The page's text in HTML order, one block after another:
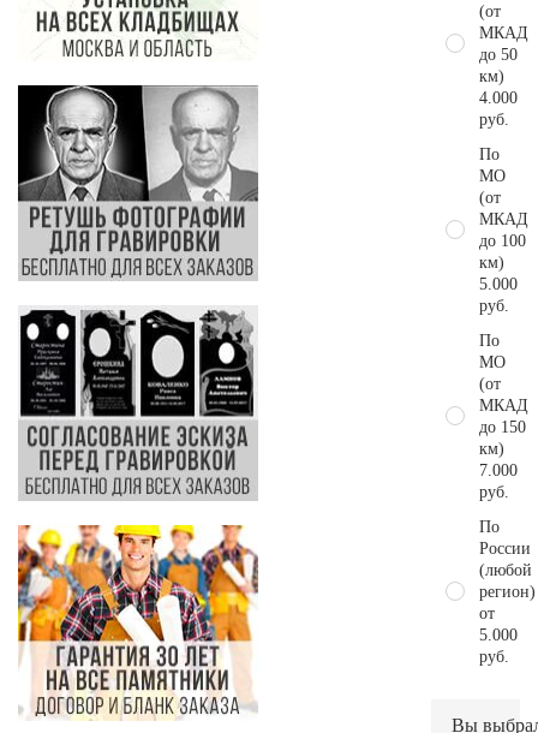
(от
МКАД
до 50
км)
4.000
руб.
По
МО
(от
МКАД
до 100
км)
5.000
руб.
По
МО
(от
МКАД
до 150
км)
7.000
руб.
По
России
(любой
регион)
от
5.000
руб.
Вы